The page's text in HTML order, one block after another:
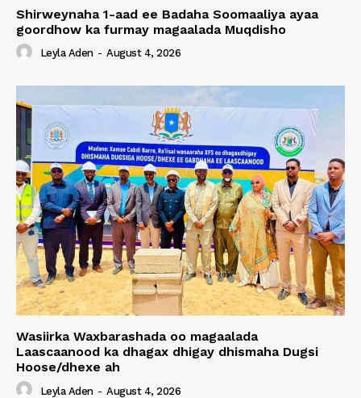
Shirweynaha 1-aad ee Badaha Soomaaliya ayaa
goordhow ka furmay magaalada Muqdisho
Leyla Aden - August 4, 2026
Wasiirka Waxbarashada oo magaalada
Laascaanood ka dhagax dhigay dhismaha Dugsi
Hoose/dhexe ah
Leyla Aden - August 4, 2026